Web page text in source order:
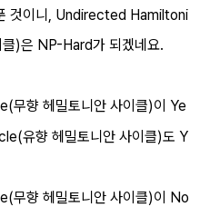
것이니, Undirected Hamiltoni
)은 NP-Hard가 되겠네요.
무향 헤밀토니안 사이클)이 Ye
유향 헤밀토니안 사이클)도 Y
무향 헤밀토니안 사이클)이 No